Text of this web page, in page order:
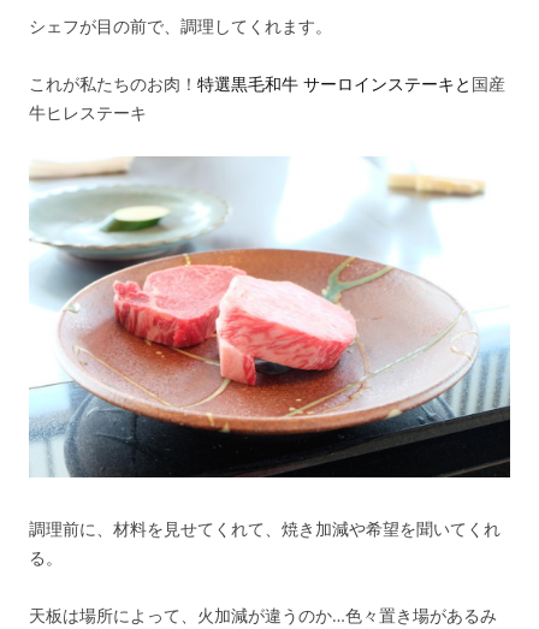
シェフが目の前で、調理してくれます。
これが私たちのお肉！ 特選黒毛和牛 サーロインステーキと 国産
牛ヒレステーキ
調理前に、材料を見せてくれて、焼き加減や希望を聞いてくれ
る。
天板は場所によって、火加減が違うのか…色々置き場があるみ